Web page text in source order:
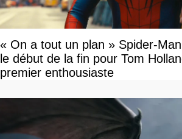
« On a tout un plan » Spider-
le début de la fin pour Tom
premier enthousiaste